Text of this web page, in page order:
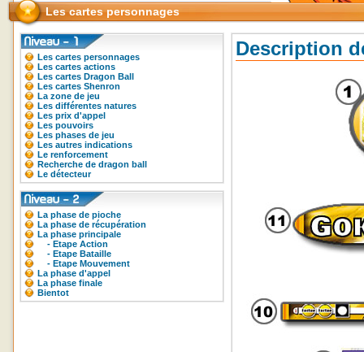
Les cartes personnages
Les cartes personnages
Les cartes actions
Les cartes Dragon Ball
Les cartes Shenron
La zone de jeu
Les différentes natures
Les prix d'appel
Les pouvoirs
Les phases de jeu
Les autres indications
Le renforcement
Recherche de dragon ball
Le détecteur
La phase de pioche
La phase de récupération
La phase principale
- Etape Action
- Etape Bataille
- Etape Mouvement
La phase d'appel
La phase finale
Bientot
Description